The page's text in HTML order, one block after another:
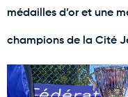
médailles d’or et une
champions de la Cité